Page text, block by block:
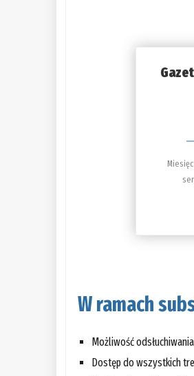
W ramach
Możliwość
Dostęp do wszystkich